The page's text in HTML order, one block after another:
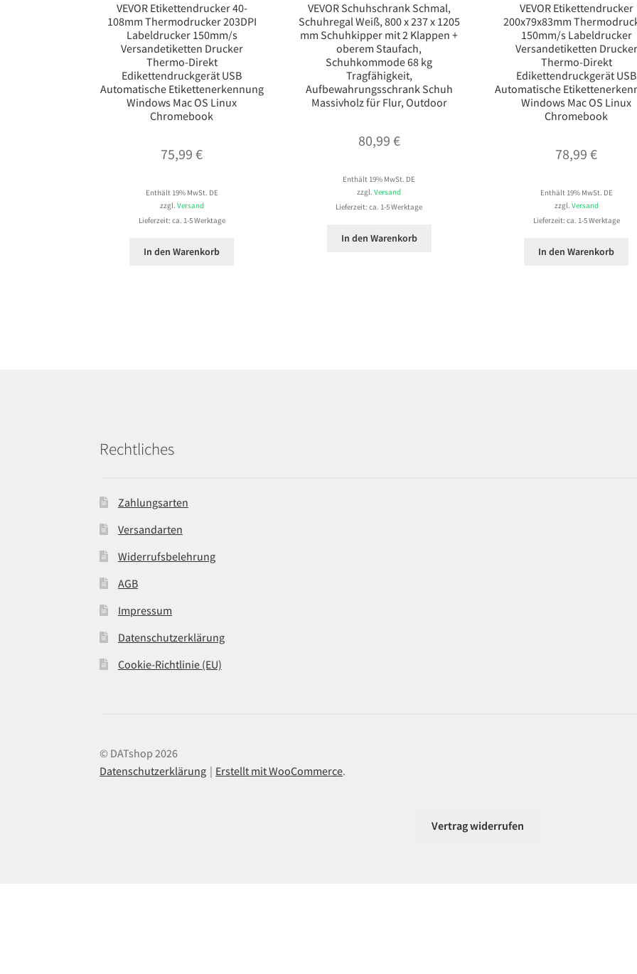
VEVOR Etikettendrucker 40-
108mm Thermodrucker 203DPI
Labeldrucker 150mm/s
Versandetiketten Drucker
Thermo-Direkt
Edikettendruckgerät USB
Automatische Etikettenerkennung
Windows Mac OS Linux
Chromebook
75,99€
Enthält 19% MwSt. DE
zzgl. Versand
Lieferzeit: ca. 1-5 Werktage
In den Warenkorb
VEVOR Schuhschrank Schmal,
Schuhregal Weiß, 800 x 237 x 1205
mm Schuhkipper mit 2 Klappen +
oberem Staufach,
Schuhkommode 68 kg
Tragfähigkeit,
Aufbewahrungsschrank Schuh
Massivholz für Flur, Outdoor
80,99 €
Enthält 19% MwSt. DE
zzgl.Versand
Lieferzeit: ca. 1-5 Werktage
In den Warenkorb
VEVOR Etikettendrucker
200x79x83mm
150mm/s Labeldrucker
Versandetiketten Drucker
Thermo-Direkt
Edikettendruckgerät USB
Automatische
Windows Mac OS Linux
Chromebook
78,99€
Enthält 19% MwSt. DE
zzgl. Versand
Lieferzeit: ca. 1-5 Werktage
In den Warenkorb
Rechtliches
Zahlungsarten
Versandarten
Widerrufsbelehrung
AGB
Impressum
Datenschutzerklärung
Cookie-Richtlinie (EU)
© DATshop 2026
Datenschutzerklärung
Erstellt mit WooCommerce.
Vertrag widerrufen